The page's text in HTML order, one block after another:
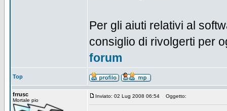
Per gli aiuti relativi al
consiglio di rivolgerti per
forum
Top
frrusc
Mortale pio
Inviato: 02 Lug 2008 06:54 Oggetto: